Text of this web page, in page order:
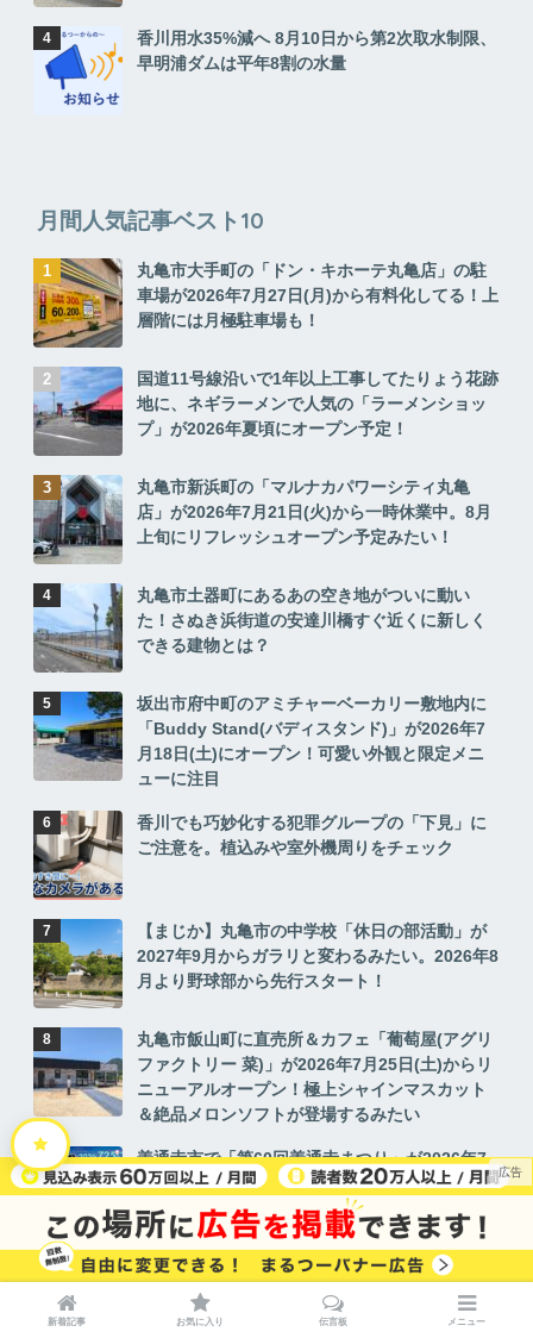
香川用水35%減へ 8月10日から第2次取水制限、
早明浦ダムは平年8割の水量
月間人気記事ベスト10
丸亀市大手町の「ドン・キホーテ丸亀店」の駐
車場が2026年7月27日(月)から有料化してる！上
層階には月極駐車場も！
国道11号線沿いで1年以上工事してたりょう花跡
地に、ネギラーメンで人気の「ラーメンショッ
プ」が2026年夏頃にオープン予定！
丸亀市新浜町の「マルナカパワーシティ丸亀
店」が2026年7月21日(火)から一時休業中。8月
上旬にリフレッシュオープン予定みたい！
丸亀市土器町にあるあの空き地がついに動い
た！さぬき浜街道の安達川橋すぐ近くに新しく
できる建物とは？
坂出市府中町のアミチャーベーカリー敷地内に
「Buddy Stand(バディスタンド)」が2026年7
月18日(土)にオープン！可愛い外観と限定メニ
ューに注目
香川でも巧妙化する犯罪グループの「下見」に
ご注意を。植込みや室外機周りをチェック
【まじか】丸亀市の中学校「休日の部活動」が
2027年9月からガラリと変わるみたい。2026年8
月より野球部から先行スタート！
丸亀市飯山町に直売所＆カフェ「葡萄屋(アグリ
ファクトリー 菜)」が2026年7月25日(土)からリ
ニューアルオープン！極上シャインマスカット
＆絶品メロンソフトが登場するみたい
善通寺市で「第60回善通寺まつり」が2026年7
月25日(土)、26日(日)に開催！花火・踊り・臨時
駐車場＆交通規制まとめ
ゆめタウン丸亀の「VILLAGE VANGUARD(ヴィ
レッジヴァンガード)」が2026年7月31日(金)を
もって閉店するみたい
新着記事 お気に入り 伝言板 メニュー